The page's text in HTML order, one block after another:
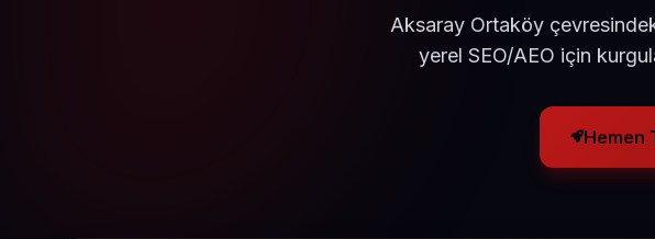
Aksaray Ortaköy
yerel SEO/AEO için
Hemen